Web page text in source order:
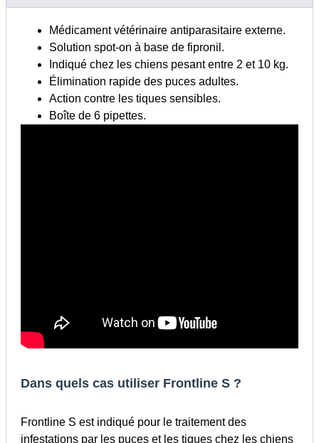
Médicament vétérinaire antiparasitaire externe.
Solution spot-on à base de fipronil.
Indiqué chez les chiens pesant entre 2 et 10 kg.
Élimination rapide des puces adultes.
Action contre les tiques sensibles.
Boîte de 6 pipettes.
Dans quels cas utiliser Frontline S ?
Frontline S est indiqué pour le traitement des
infestations par les puces et les tiques chez les chiens